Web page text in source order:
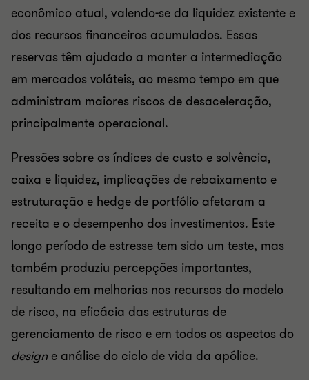
econômico atual, valendo-se da liquidez existente e
dos recursos financeiros acumulados. Essas
reservas têm ajudado a manter a intermediação
em mercados voláteis, ao mesmo tempo em que
administram maiores riscos de desaceleração,
principalmente operacional.
Pressões sobre os índices de custo e solvência,
caixa e liquidez, implicações de rebaixamento e
estruturação e hedge de portfólio afetaram a
receita e o desempenho dos investimentos. Este
longo período de estresse tem sido um teste, mas
também produziu percepções importantes,
resultando em melhorias nos recursos do modelo
de risco, na eficácia das estruturas de
gerenciamento de risco e em todos os aspectos do
designe análise do ciclo de vida da apólice.